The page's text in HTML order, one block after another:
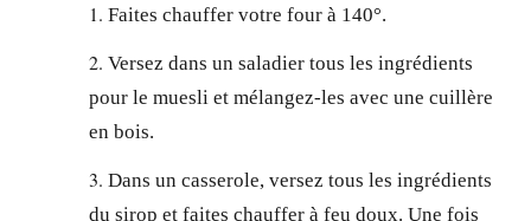
Faites chauffer votre four à 140°.
Versez dans un saladier tous les ingrédients
pour le muesli et mélangez-les avec une cuillère
en bois.
Dans un casserole, versez tous les ingrédients
du sirop et faites chauffer à feu doux. Une fois